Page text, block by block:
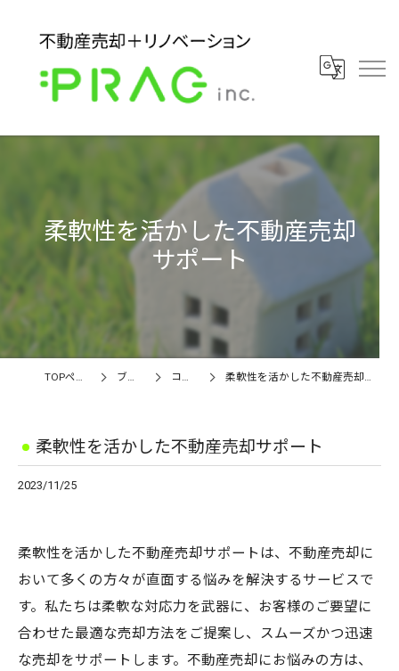
柔軟性を活かした不動産売却
サポート
TOPページ ブログ コラム 柔軟性を活かした不動産売却サポート
柔軟性を活かした不動産売却サポート
2023/11/25
柔軟性を活かした不動産売却サポートは、不動産売却に
おいて多くの方々が直面する悩みを解決するサービスで
す。私たちは柔軟な対応力を武器に、お客様のご要望に
合わせた最適な売却方法をご提案し、スムーズかつ迅速
な売却をサポートします。不動産売却にお悩みの方は、